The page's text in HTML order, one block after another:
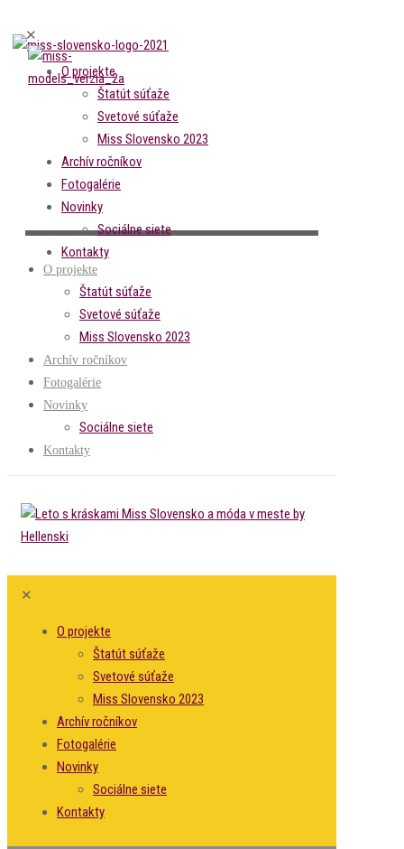
✕
O projekte
Štatút súťaže
Svetové súťaže
Miss Slovensko 2023
Archív ročníkov
Fotogalérie
Novinky
Sociálne siete
Kontakty
O projekte
Štatút súťaže
Svetové súťaže
Miss Slovensko 2023
Archív ročníkov
Fotogalérie
Novinky
Sociálne siete
Kontakty
✕
O projekte
Štatút súťaže
Svetové súťaže
Miss Slovensko 2023
Archív ročníkov
Fotogalérie
Novinky
Sociálne siete
Kontakty